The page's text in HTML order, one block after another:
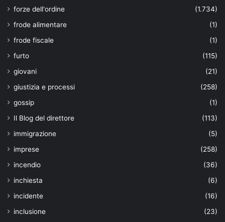
forze dell'ordine
(1.734)
frode alimentare
(1)
frode fiscale
(1)
furto
(115)
giovani
(21)
giustizia e processi
(258)
gossip
(1)
Il Blog del direttore
(113)
immigrazione
(5)
imprese
(258)
incendio
(36)
inchiesta
(6)
incidente
(16)
inclusione
(23)